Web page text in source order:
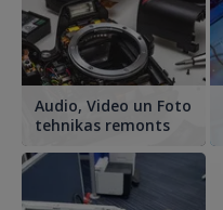
Audio, Video un Foto
tehnikas remonts